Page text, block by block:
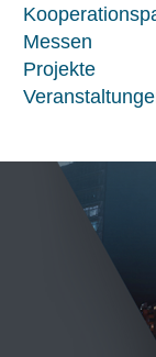
Messen
Projekte